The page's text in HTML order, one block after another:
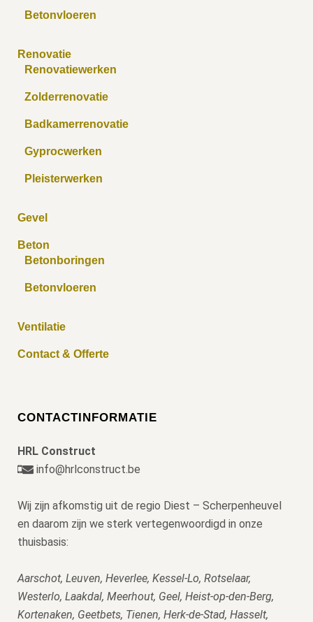
Betonvloeren
Renovatie
Renovatiewerken
Zolderrenovatie
Badkamerrenovatie
Gyprocwerken
Pleisterwerken
Gevel
Beton
Betonboringen
Betonvloeren
Ventilatie
Contact & Offerte
CONTACTINFORMATIE
HRL Construct
info@hrlconstruct.be
Wij zijn afkomstig uit de regio Diest – Scherpenheuvel
en daarom zijn we sterk vertegenwoordigd in onze
thuisbasis:
Aarschot, Leuven, Heverlee, Kessel-Lo, Rotselaar,
Westerlo, Laakdal, Meerhout, Geel, Heist-op-den-Berg,
Kortenaken, Geetbets, Tienen, Herk-de-Stad, Hasselt,